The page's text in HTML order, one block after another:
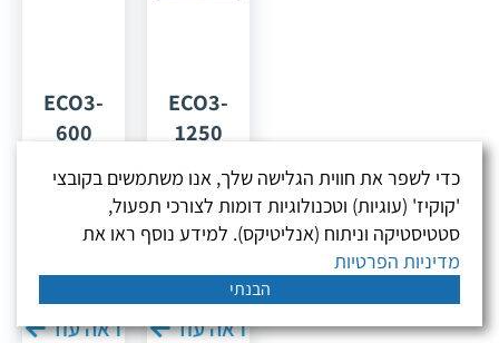
ECO3-
1250
DOMUS
ECO3 היא
סדרת
ארונות
חיטוי
ראה עוד
ECO3-
600
DOMUS
סדרת
ארונות
חיטוי
ראה עוד
כדי לשפר את חווית הגלישה שלך, אנו משתמשים בקובצי
'קוקיז' (עוגיות) וטכנולוגיות דומות לצורכי תפעול,
סטטיסטיקה וניתוח (אנליטיקס). למידע נוסף ראו את
מדיניות הפרטיות
הבנתי